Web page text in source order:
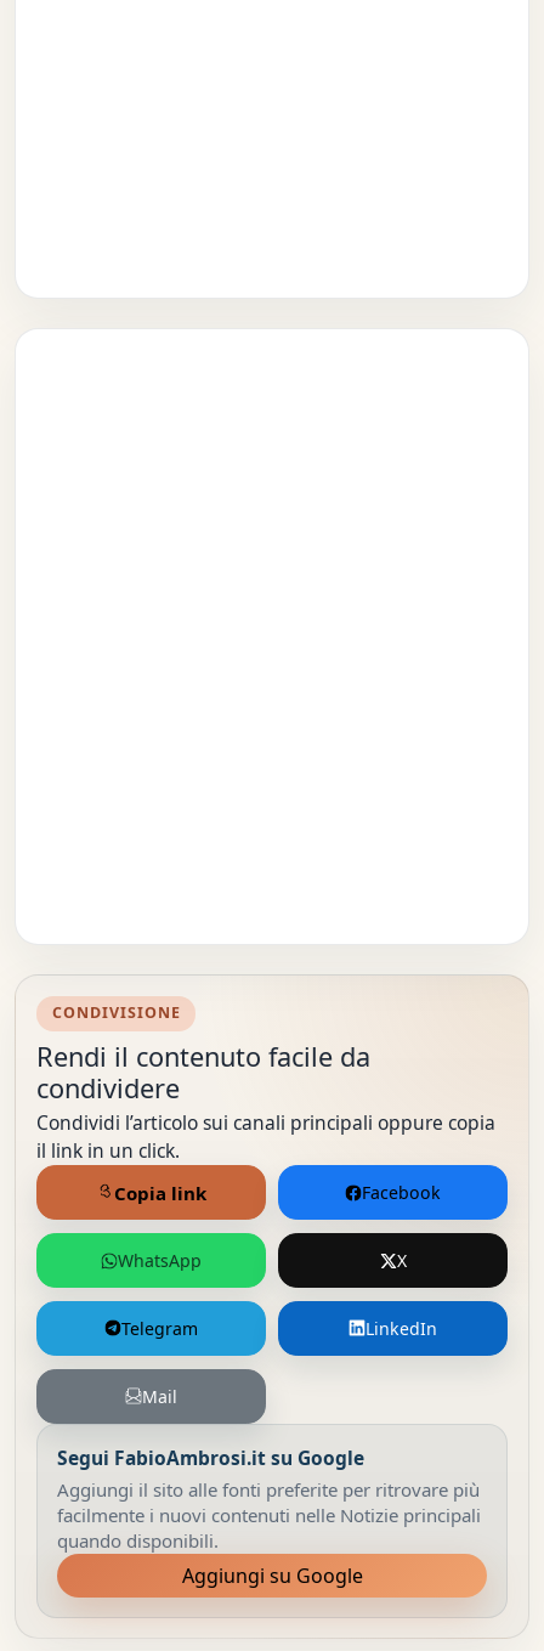
CONDIVISIONE
Rendi il contenuto facile da
condividere
Condividi l’articolo sui canali principali oppure copia
il link in un click.
Facebook
WhatsApp X
Telegram LinkedIn
Mail
Copia link
Segui FabioAmbrosi.it su Google
Aggiungi il sito alle fonti preferite per ritrovare più
facilmente i nuovi contenuti nelle Notizie principali
quando disponibili.
Aggiungi su Google